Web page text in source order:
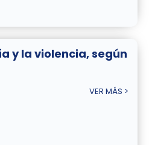
y la violencia, según
VER MÁS >